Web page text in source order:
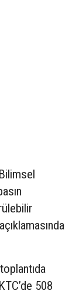
508